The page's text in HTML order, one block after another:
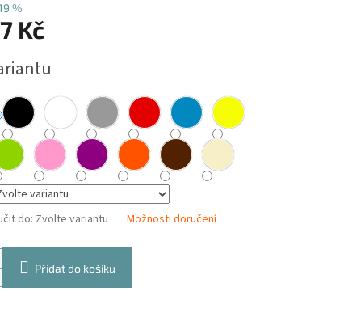
%
Kč
do: Zvolte variantu Možnosti doručení
Přidat do košíku